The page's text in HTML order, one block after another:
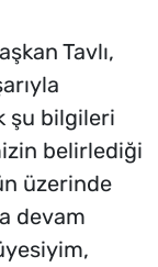
Tavlı,
şu bilgileri
belirlediği
üzerinde
devam